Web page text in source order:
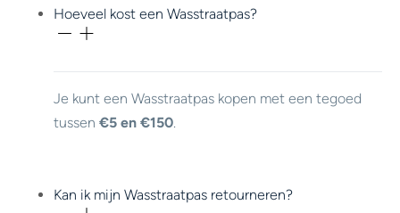
Hoeveel kost een Wasstraatpas?
Je kunt een Wasstraatpas kopen met een tegoed
tussen €5 en €150
Kan ik mijn Wasstraatpas retourneren?